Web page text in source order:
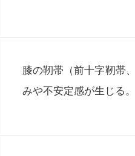
膝の靭帯（前十字靭帯
みや不安定感が生じる